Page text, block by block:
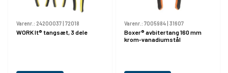
Varenr.: 24200037| 72018
WORK It® tangsæt, 3 dele
Varenr.: 7005984| 31607
Boxer® avbitertang 160 mm
krom-vanadiumstål